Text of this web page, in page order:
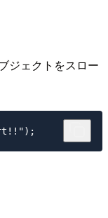
ジェクトをスロー